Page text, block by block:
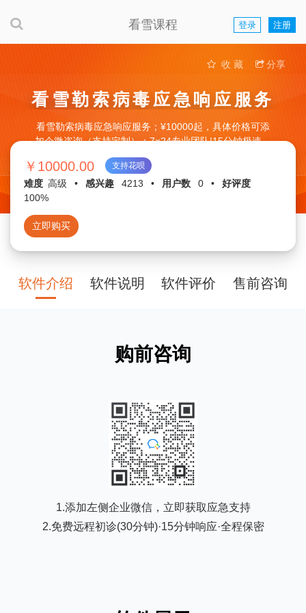
看雪课程 登录 注册
收 藏 分享
看雪勒索病毒应急响应服务
看雪勒索病毒应急响应服务；¥10000起，具体价格可添
加企微咨询（支持定制）；7×24专业团队|15分钟极速响
￥10000.00 支持花呗
难度 高级 • 感兴趣 4213 • 用户数 0 •
好评度
100%
立即购买
软件介绍 软件说明 软件评价 售前咨询
购前咨询
1.添加左侧企业微信，立即获取应急支持
2.免费远程初诊(30分钟)·15分钟响应·全程保密